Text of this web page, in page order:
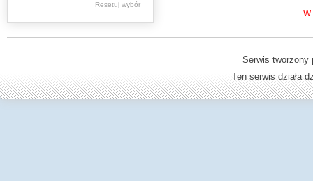
Edukacji
Resetuj wybór
W
Serwis
Ten serwis działa